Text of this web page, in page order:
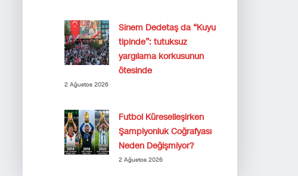
Sinem Dedetaş da “Kuyu
tipinde”: tutuksuz
yargılama korkusunun
ötesinde
2 Ağustos 2026
Futbol Küreselleşirken
Şampiyonluk Coğrafyası
Neden Değişmiyor?
2 Ağustos 2026